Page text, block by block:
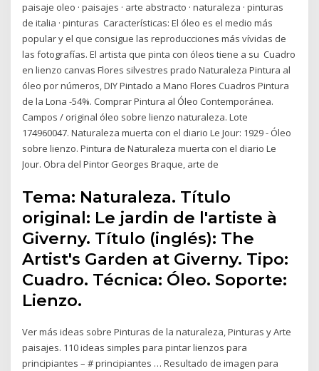
paisaje oleo · paisajes · arte abstracto · naturaleza · pinturas
de italia · pinturas Características: El óleo es el medio más
popular y el que consigue las reproducciones más vívidas de
las fotografías. El artista que pinta con óleos tiene a su Cuadro
en lienzo canvas Flores silvestres prado Naturaleza Pintura al
óleo por números, DIY Pintado a Mano Flores Cuadros Pintura
de la Lona -54%. Comprar Pintura al Óleo Contemporánea.
Campos / original óleo sobre lienzo naturaleza. Lote
174960047. Naturaleza muerta con el diario Le Jour: 1929 - Óleo
sobre lienzo. Pintura de Naturaleza muerta con el diario Le
Jour. Obra del Pintor Georges Braque, arte de
Tema: Naturaleza. Título
original: Le jardin de l'artiste à
Giverny. Título (inglés): The
Artist's Garden at Giverny. Tipo:
Cuadro. Técnica: Óleo. Soporte:
Lienzo.
Ver más ideas sobre Pinturas de la naturaleza, Pinturas y Arte
paisajes. 110 ideas simples para pintar lienzos para
principiantes – # principiantes … Resultado de imagen para